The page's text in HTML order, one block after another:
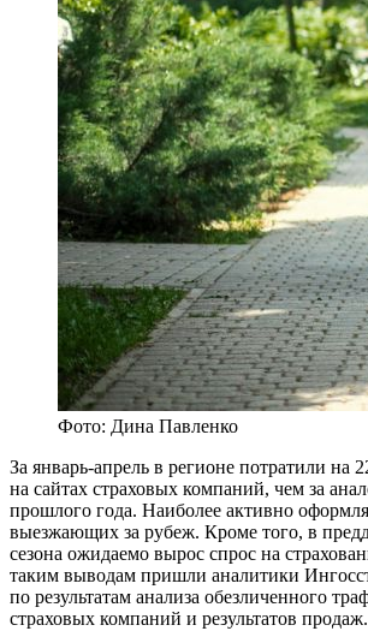
Фото: Дина Павленко
За январь-апрель в регионе потратили на
на сайтах страховых компаний, чем за
прошлого года. Наиболее активно
выезжающих за рубеж. Кроме того, в
сезона ожидаемо вырос спрос на
таким выводам пришли аналитики
по результатам анализа обезличенного
страховых компаний и результатов продаж.